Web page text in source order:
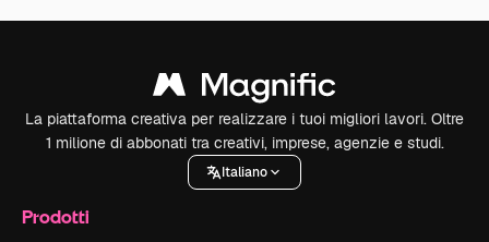
La piattaforma creativa per realizzare i tuoi migliori lavori. Oltre
1 milione di abbonati tra creativi, imprese, agenzie e studi.
Italiano
Prodotti